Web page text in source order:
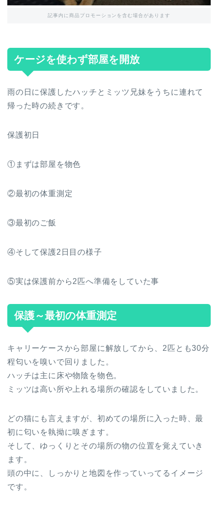
記事内に商品プロモーションを含む場合があります
ケージを使わず部屋を開放
雨の日に保護したハッチとミッツ兄妹をうちに連れて
帰った時の続きです。
保護初日
①まずは部屋を物色
②最初の体重測定
③最初のご飯
④そして保護2日目の様子
⑤実は保護前から2匹へ準備をしていた事
保護～最初の体重測定
キャリーケースから部屋に解放してから、2匹とも30分
程匂いを嗅いで回りました。
ハッチは主に床や物陰を物色。
ミッツは高い所や上れる場所の確認をしていました。
どの猫にも言えますが、初めての場所に入った時、最
初に匂いを執拗に嗅ぎます。
そして、ゆっくりとその場所の物の位置を覚えていき
ます。
頭の中に、しっかりと地図を作っていってるイメージ
です。